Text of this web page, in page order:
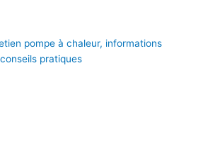
pompe à chaleur, informations
pratiques